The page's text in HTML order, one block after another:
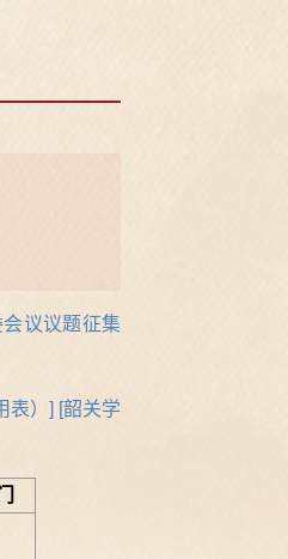
会议议题征集
表）] [韶关学